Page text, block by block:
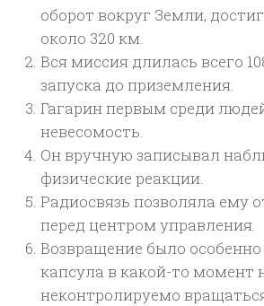
оборот вокруг Земли,
около 320 км.
Вся миссия длилась всего
запуска до приземления.
Гагарин первым среди
невесомость.
Он вручную записывал
физические реакции.
Радиосвязь позволяла ему
перед центром управления.
Возвращение было
капсула в какой-то момент
неконтролируемо